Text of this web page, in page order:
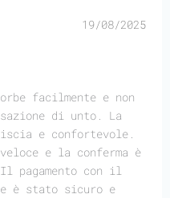
19/08/2025
facilmente e non
di unto. La
e confortevole.
e la conferma è
pagamento con il
è stato sicuro e